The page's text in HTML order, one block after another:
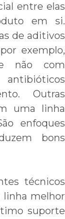
entre elas
em si.
de aditivos
exemplo,
não com
Outras
uma linha
enfoques
bons
técnicos
linha melhor
suporte